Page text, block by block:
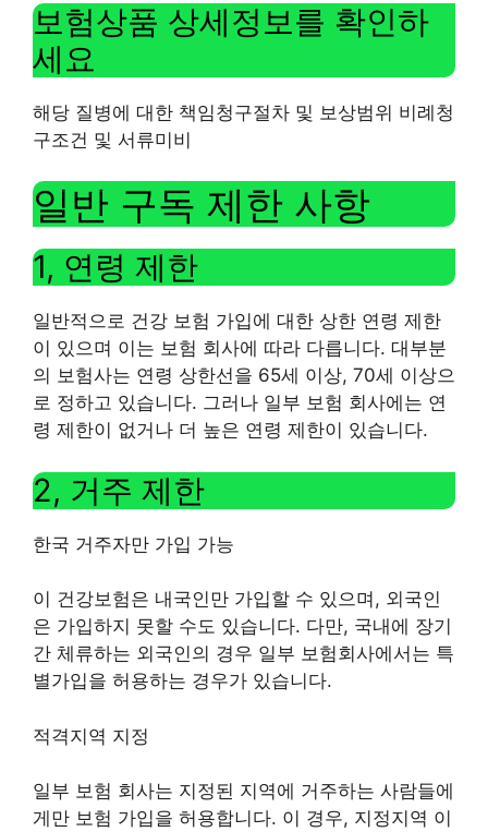
보험상품 상세정보를 확인하
세요
해당 질병에 대한 책임청구절차 및 보상범위 비례청
구조건 및 서류미비
일반 구독 제한 사항
1, 연령 제한
일반적으로 건강 보험 가입에 대한 상한 연령 제한
이 있으며 이는 보험 회사에 따라 다릅니다. 대부분
의 보험사는 연령 상한선을 65세 이상, 70세 이상으
로 정하고 있습니다. 그러나 일부 보험 회사에는 연
령 제한이 없거나 더 높은 연령 제한이 있습니다.
2, 거주 제한
한국 거주자만 가입 가능
이 건강보험은 내국인만 가입할 수 있으며, 외국인
은 가입하지 못할 수도 있습니다. 다만, 국내에 장기
간 체류하는 외국인의 경우 일부 보험회사에서는 특
별가입을 허용하는 경우가 있습니다.
적격지역 지정
일부 보험 회사는 지정된 지역에 거주하는 사람들에
게만 보험 가입을 허용합니다. 이 경우, 지정지역 이